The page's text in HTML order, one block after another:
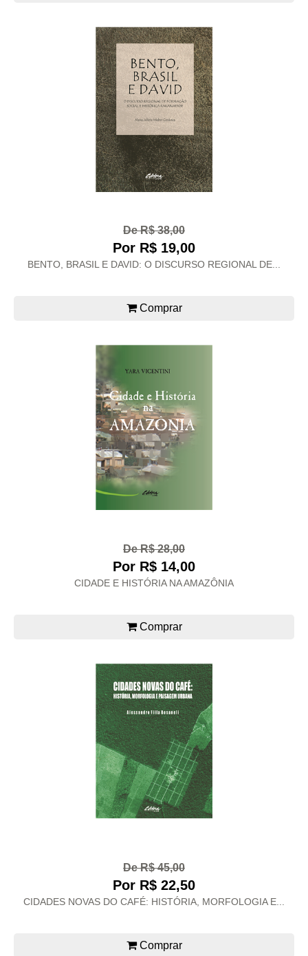
De R$ 38,00
Por R$ 19,00
BENTO, BRASIL E DAVID: O DISCURSO REGIONAL DE...
Comprar
De R$ 28,00
Por R$ 14,00
CIDADE E HISTÓRIA NA AMAZÔNIA
Comprar
De R$ 45,00
Por R$ 22,50
CIDADES NOVAS DO CAFÉ: HISTÓRIA, MORFOLOGIA E...
Comprar